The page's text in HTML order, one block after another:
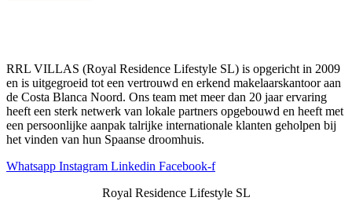
RRL VILLAS (Royal Residence Lifestyle SL) is opgericht in 2009
en is uitgegroeid tot een vertrouwd en erkend makelaarskantoor aan
de Costa Blanca Noord. Ons team met meer dan 20 jaar ervaring
heeft een sterk netwerk van lokale partners opgebouwd en heeft met
een persoonlijke aanpak talrijke internationale klanten geholpen bij
het vinden van hun Spaanse droomhuis.
Whatsapp Instagram Linkedin Facebook-f
Royal Residence Lifestyle SL